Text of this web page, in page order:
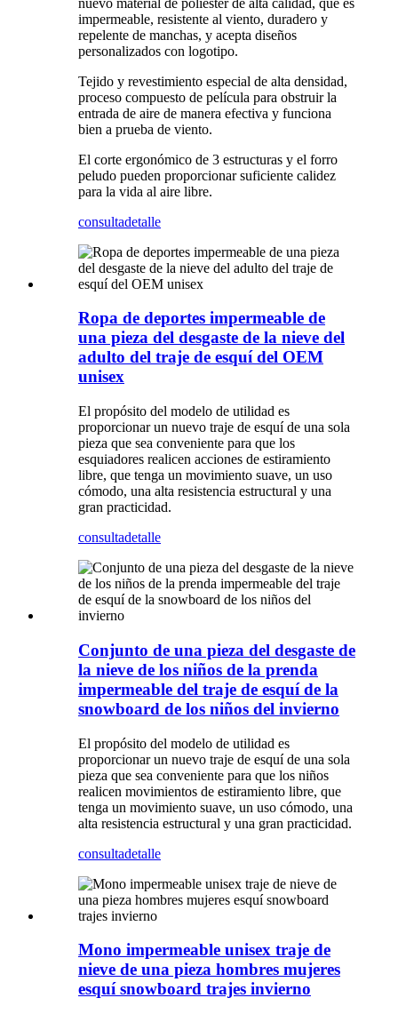
impermeable, resistente al viento, duradero y
repelente de manchas, y acepta diseños
personalizados con logotipo.
Tejido y revestimiento especial de alta densidad,
proceso compuesto de película para obstruir la
entrada de aire de manera efectiva y funciona
bien a prueba de viento.
El corte ergonómico de 3 estructuras y el forro
peludo pueden proporcionar suficiente calidez
para la vida al aire libre.
consultadetalle
Ropa de deportes impermeable de
una pieza del desgaste de la nieve del
adulto del traje de esquí del OEM
unisex
El propósito del modelo de utilidad es
proporcionar un nuevo traje de esquí de una sola
pieza que sea conveniente para que los
esquiadores realicen acciones de estiramiento
libre, que tenga un movimiento suave, un uso
cómodo, una alta resistencia estructural y una
gran practicidad.
consultadetalle
Conjunto de una pieza del desgaste de
la nieve de los niños de la prenda
impermeable del traje de esquí de la
snowboard de los niños del invierno
El propósito del modelo de utilidad es
proporcionar un nuevo traje de esquí de una sola
pieza que sea conveniente para que los niños
realicen movimientos de estiramiento libre, que
tenga un movimiento suave, un uso cómodo, una
alta resistencia estructural y una gran practicidad.
consultadetalle
Mono impermeable unisex traje de
nieve de una pieza hombres mujeres
esquí snowboard trajes invierno